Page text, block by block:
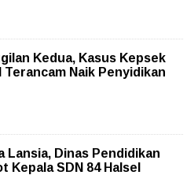
Kedua, Kasus Kepsek
Terancam Naik Penyidikan
Lansia, Dinas Pendidikan
Kepala SDN 84 Halsel